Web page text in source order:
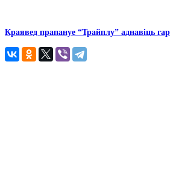
Краявед прапануе “Трайплу” аднавіць